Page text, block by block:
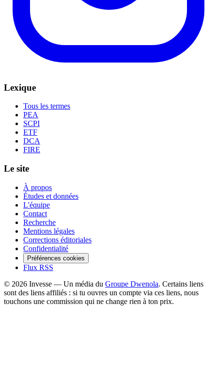
Lexique
Tous les termes
PEA
SCPI
ETF
DCA
FIRE
Le site
À propos
Études et données
L'équipe
Contact
Recherche
Mentions légales
Corrections éditoriales
Confidentialité
Préférences cookies
Flux RSS
© 2026 Invesse — Un média du Groupe Dwenola. Certains liens
sont des liens affiliés : si tu ouvres un compte via ces liens, nous
touchons une commission qui ne change rien à ton prix.